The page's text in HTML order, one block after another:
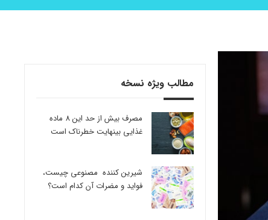
مطالب ویژه نسخه
مصرف بیش از حد این 8 ماده
غذایی بینهایت خطرناک است
شیرین کننده مصنوعی چیست،
فواید و مضرات آن کدام است؟